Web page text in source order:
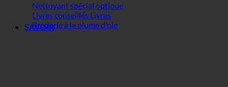
Nettoyant spécial optique
Livres conseillés Livres
Broderie à la plume d'oie
SAVOIR